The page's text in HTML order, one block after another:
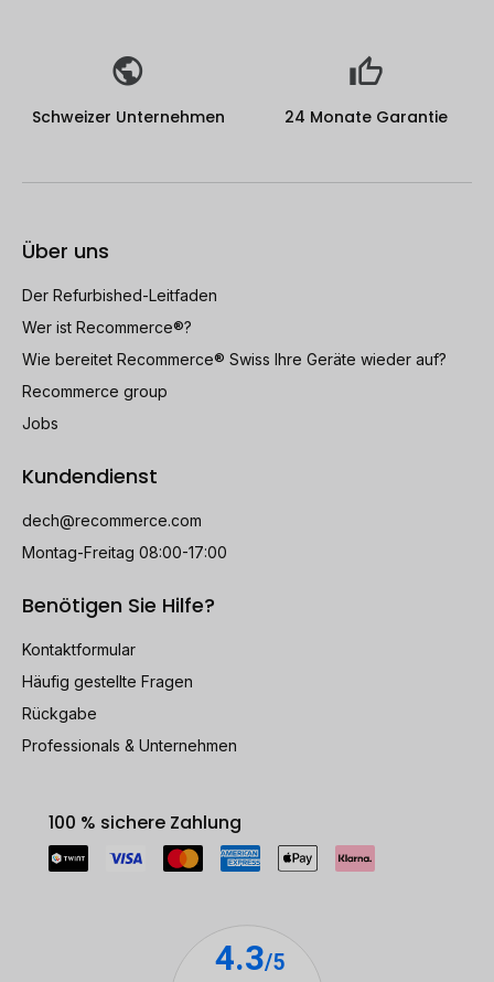
Schweizer Unternehmen 24 Monate Garantie
Über uns
Der Refurbished-Leitfaden
Wer ist Recommerce®?
Wie bereitet Recommerce® Swiss Ihre Geräte wieder auf?
Recommerce group
Jobs
Kundendienst
dech@recommerce.com
Montag-Freitag 08:00-17:00
Benötigen Sie Hilfe?
Kontaktformular
Häufig gestellte Fragen
Rückgabe
Professionals & Unternehmen
100 % sichere Zahlung